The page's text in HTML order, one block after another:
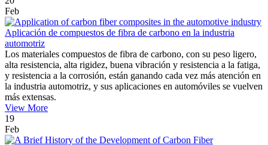
Feb
Aplicación de compuestos de fibra de carbono en la industria
automotriz
Los materiales compuestos de fibra de carbono, con su peso ligero,
alta resistencia, alta rigidez, buena vibración y resistencia a la fatiga,
y resistencia a la corrosión, están ganando cada vez más atención en
la industria automotriz, y sus aplicaciones en automóviles se vuelven
más extensas.
View More
19
Feb